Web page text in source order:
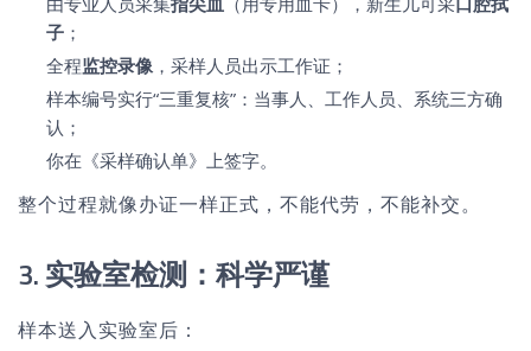
子 ；
全程监控录像，采样人员出示工作证；
样本编号实行“三重复核”：当事人、工作人员、系统三方确
认；
你在《采样确认单》上签字。
整个过程就像办证一样正式，不能代劳，不能补交。
3. 实验室检测：科学严谨
样本送入实验室后：